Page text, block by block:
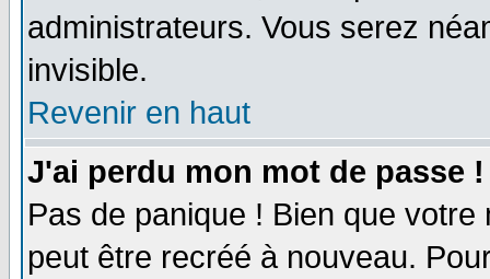
administrateurs. Vous serez
invisible.
Revenir en haut
J'ai perdu mon mot de passe !
Pas de panique ! Bien que
peut être recréé à nouveau.